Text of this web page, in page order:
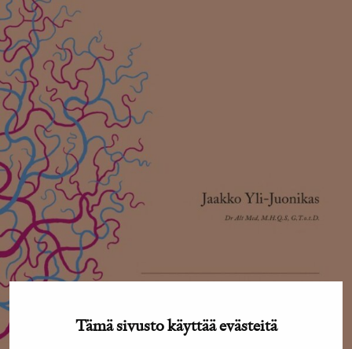
Tämä sivusto käyttää evästeitä